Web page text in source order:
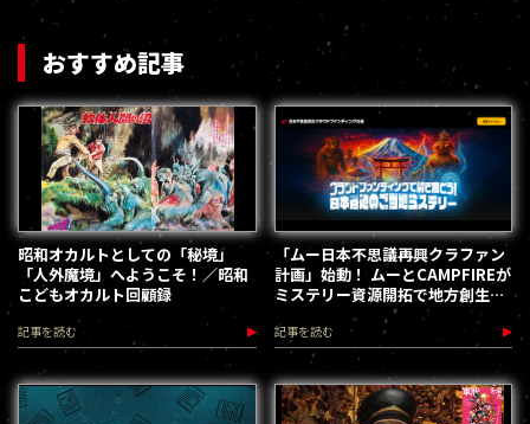
おすすめ記事
昭和オカルトとしての「秘境」
「人外魔境」へようこそ！／昭和
こどもオカルト回顧録
記事を読む
「ムー日本不思議再興クラファン
計画」始動！ ムーとCAMPFIREが
ミステリー資源開拓で地方創生を
記事を読む